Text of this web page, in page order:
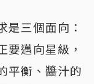
是三個面向：
要邁向星級，
平衡、醬汁的